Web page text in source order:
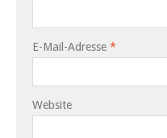
E-Mail-Adresse *
Website